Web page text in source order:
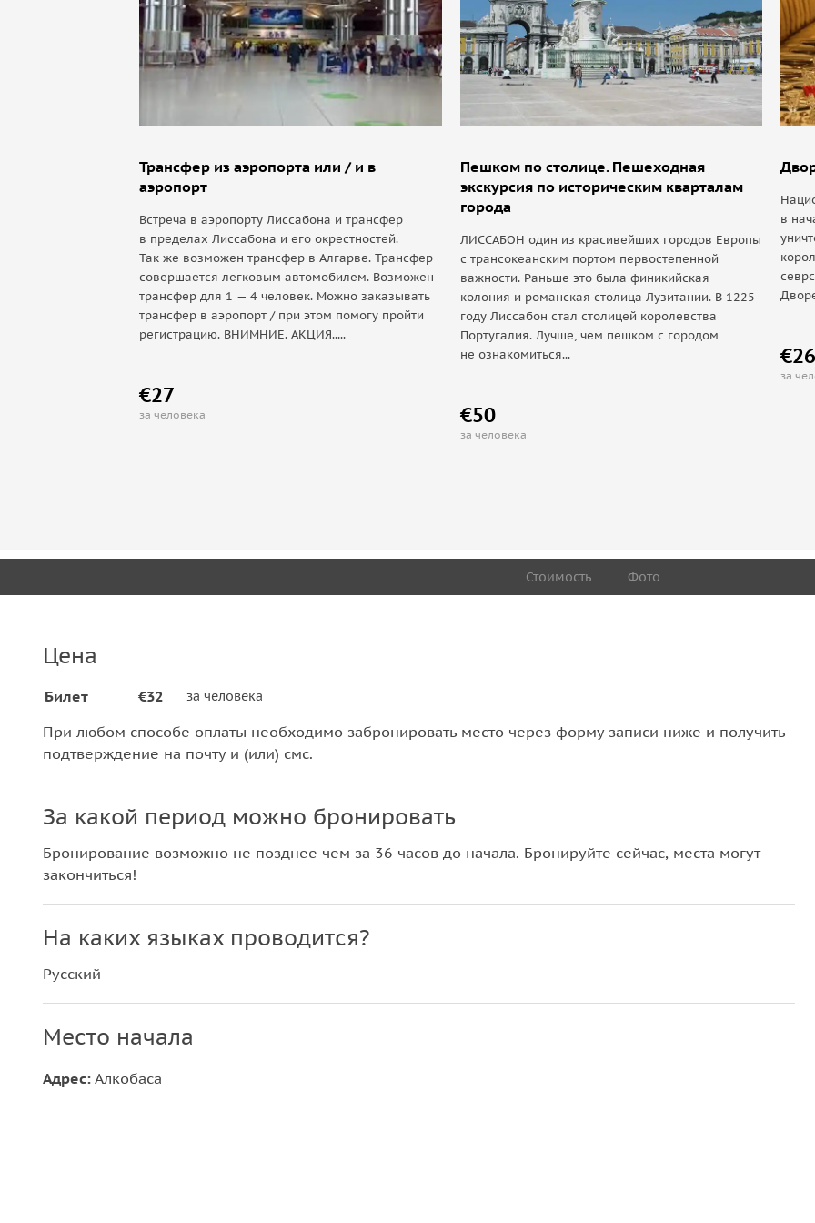
Трансфер из аэропорта или / и в
аэропорт
Встреча в аэропорту Лиссабона и трансфер
в пределах Лиссабона и его окрестностей.
Так же возможен трансфер в Алгарве. Трансфер
совершается легковым автомобилем. Возможен
трансфер для 1 — 4 человек. Можно заказывать
трансфер в аэропорт / при этом помогу пройти
регистрацию. ВНИМНИЕ. АКЦИЯ.....
€27
за человека
Пешком по столице. Пешеходная
экскурсия по историческим кварталам
города
ЛИССАБОН один из красивейших городов Европы
с трансокеанским портом первостепенной
важности. Раньше это была финикийская
колония и романская столица Лузитании. В 1225
году Лиссабон стал столицей королевства
Португалия. Лучше, чем пешком с городом
не ознакомиться...
€50
за человека
в
за
Стоимость Фото
Цена
Билет €32 за человека
При любом способе оплаты необходимо забронировать место через форму записи ниже и получить
подтверждение на почту и (или) смс.
За какой период можно бронировать
Бронирование возможно не позднее чем за 36 часов до начала. Бронируйте сейчас, места могут
закончиться!
На каких языках проводится?
Русский
Место начала
Адрес: Алкобаса